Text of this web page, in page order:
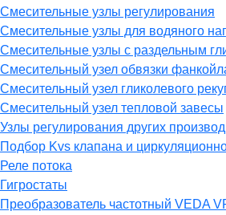
Смесительные узлы регулирования
Смесительные узлы для водяного
Смесительные узлы с раздельным
Смесительный узел обвязки
Смесительный узел гликолевого
Смесительный узел тепловой завесы
Узлы регулирования других
Подбор Kvs клапана и
Реле потока
Гигростаты
Преобразователь частотный VEDA